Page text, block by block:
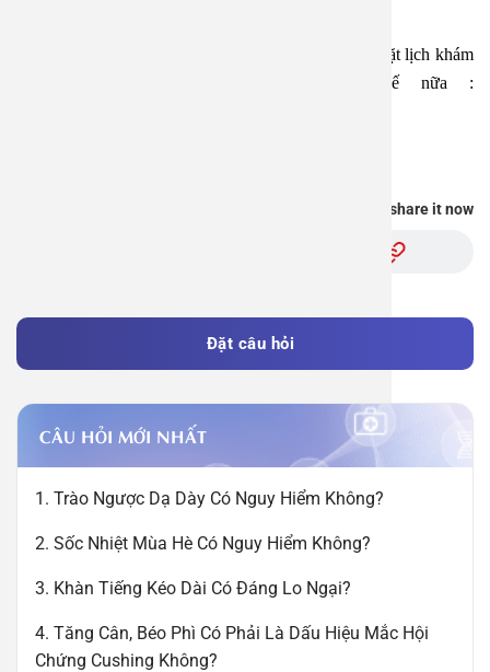
Tải APP Bệnh viện An Việt để “Tra cứu kết quả – Đặt lịch khám
– Video Call với bác sĩ” và hơn thế nữa :
You find this information useful, share it now
Đặt câu hỏi
CÂU HỎI MỚI NHẤT
1. Trào Ngược Dạ Dày Có Nguy Hiểm Không?
2. Sốc Nhiệt Mùa Hè Có Nguy Hiểm Không?
3. Khàn Tiếng Kéo Dài Có Đáng Lo Ngại?
4. Tăng Cân, Béo Phì Có Phải Là Dấu Hiệu Mắc Hội
Chứng Cushing Không?